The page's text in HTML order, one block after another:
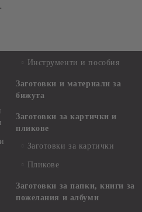
Инструменти и пособия
Заготовки и материали за
бижута
Заготовки за картички и
пликове
Заготовки за картички
Пликове
Заготовки за папки, книги за
пожелания и албуми